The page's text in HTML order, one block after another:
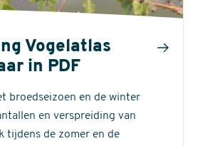
Vogelatlas
in PDF
broedseizoen en de winter
en verspreiding van
tijdens de zomer en de